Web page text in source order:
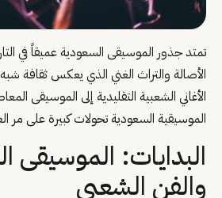
تمتد جذور الموسيقى السعودية عميقاً في
الأصالة والتراث الغني الذي يعكس ثقافة
الأغاني الشعبية التقليدية إلى الموسيقى
الموسيقية السعودية تحولات كبيرة على مر
البدايات: الموسيقى
والفن الشعبي